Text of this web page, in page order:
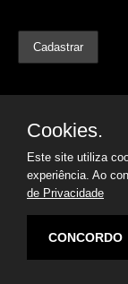
Cookies.
Este site utiliza
experiência. Ao
de Privacidade
CONCORDO